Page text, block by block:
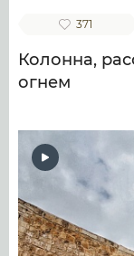
371
Колонна,
огнем